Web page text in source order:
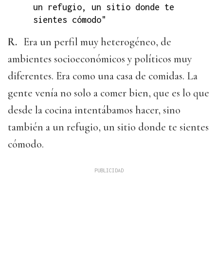
un refugio, un sitio donde te
sientes cómodo"
R. Era un perfil muy heterogéneo, de
ambientes socioeconómicos y políticos muy
diferentes. Era como una casa de comidas. La
gente venía no solo a comer bien, que es lo que
desde la cocina intentábamos hacer, sino
también a un refugio, un sitio donde te sientes
cómodo.